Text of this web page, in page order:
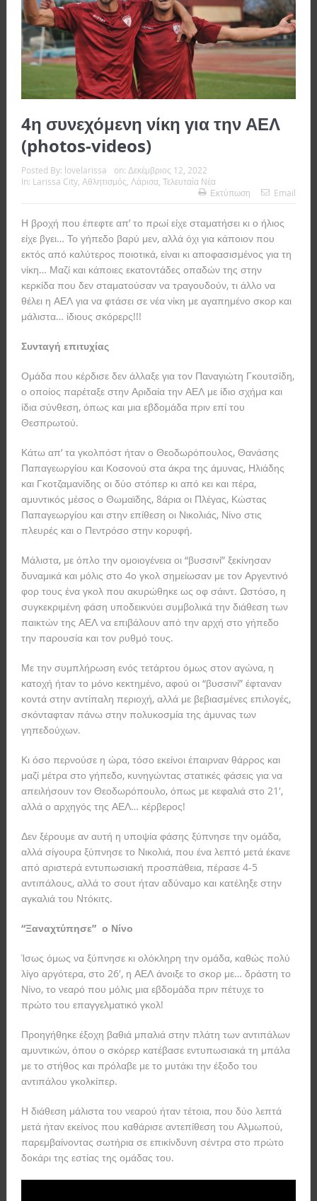
4η συνεχόμενη νίκη για την ΑΕΛ
(photos-videos)
Posted By: lovelarissa on: Δεκέμβριος 12, 2022
In: Larissa City, Αθλητισμός Λάρισα Τελευταία Νέα
Εκτύπωση
Email
Η βροχή που έπεφτε απ’ το πρωί είχε σταματήσει κι ο ήλιος
είχε βγει… Το γήπεδο βαρύ μεν, αλλά όχι για κάποιον που
εκτός από καλύτερος ποιοτικά, είναι κι αποφασισμένος για τη
νίκη… Μαζί και κάποιες εκατοντάδες οπαδών της στην
κερκίδα που δεν σταματούσαν να τραγουδούν, τι άλλο να
θέλει η ΑΕΛ για να φτάσει σε νέα νίκη με αγαπημένο σκορ και
μάλιστα… ίδιους σκόρερς!!!
Συνταγή επιτυχίας
Ομάδα που κέρδισε δεν άλλαξε για τον Παναγιώτη Γκουτσίδη,
ο οποίος παρέταξε στην Αριδαία την ΑΕΛ με ίδιο σχήμα και
ίδια σύνθεση, όπως και μια εβδομάδα πριν επί του
Θεσπρωτού.
Κάτω απ’ τα γκολπόστ ήταν ο Θεοδωρόπουλος, Θανάσης
Παπαγεωργίου και Κοσονού στα άκρα της άμυνας, Ηλιάδης
και Γκοτζαμανίδης οι δύο στόπερ κι από κει και πέρα,
αμυντικός μέσος ο Θωμαϊδης, 8άρια οι Πλέγας, Κώστας
Παπαγεωργίου και στην επίθεση οι Νικολιάς, Νίνο στις
πλευρές και ο Πεντρόσο στην κορυφή.
Μάλιστα, με όπλο την ομοιογένεια οι “βυσσινί” ξεκίνησαν
δυναμικά και μόλις στο 4ο γκολ σημείωσαν με τον Αργεντινό
φορ τους ένα γκολ που ακυρώθηκε ως οφ σάιντ. Ωστόσο, η
συγκεκριμένη φάση υποδεικνύει συμβολικά την διάθεση των
παικτών της ΑΕΛ να επιβάλουν από την αρχή στο γήπεδο
την παρουσία και τον ρυθμό τους.
Με την συμπλήρωση ενός τετάρτου όμως στον αγώνα, η
κατοχή ήταν το μόνο κεκτημένο, αφού οι “βυσσινί” έφταναν
κοντά στην αντίπαλη περιοχή, αλλά με βεβιασμένες επιλογές,
σκόνταφταν πάνω στην πολυκοσμία της άμυνας των
γηπεδούχων.
Κι όσο περνούσε η ώρα, τόσο εκείνοι έπαιρναν θάρρος και
μαζί μέτρα στο γήπεδο, κυνηγώντας στατικές φάσεις για να
απειλήσουν τον Θεοδωρόπουλο, όπως με κεφαλιά στο 21′,
αλλά ο αρχηγός της ΑΕΛ… κέρβερος!
Δεν ξέρουμε αν αυτή η υποψία φάσης ξύπνησε την ομάδα,
αλλά σίγουρα ξύπνησε το Νικολιά, που ένα λεπτό μετά έκανε
από αριστερά εντυπωσιακή προσπάθεια, πέρασε 4-5
αντιπάλους, αλλά το σουτ ήταν αδύναμο και κατέληξε στην
αγκαλιά του Ντόκιτς.
“Ξαναχτύπησε” ο Νίνο
Ίσως όμως να ξύπνησε κι ολόκληρη την ομάδα, καθώς πολύ
λίγο αργότερα, στο 26′, η ΑΕΛ άνοιξε το σκορ με… δράστη το
Νίνο, το νεαρό που μόλις μια εβδομάδα πριν πέτυχε το
πρώτο του επαγγελματικό γκολ!
Προηγήθηκε έξοχη βαθιά μπαλιά στην πλάτη των αντιπάλων
αμυντικών, όπου ο σκόρερ κατέβασε εντυπωσιακά τη μπάλα
με το στήθος και πρόλαβε με το μυτάκι την έξοδο του
αντιπάλου γκολκίπερ.
Η διάθεση μάλιστα του νεαρού ήταν τέτοια, που δύο λεπτά
μετά ήταν εκείνος που καθάρισε αντεπίθεση του Αλμωπού,
παρεμβαίνοντας σωτήρια σε επικίνδυνη σέντρα στο πρώτο
δοκάρι της εστίας της ομάδας του.